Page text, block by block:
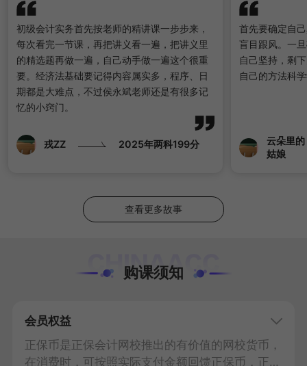
初级会计实务首先按老师的精讲课一步步来，
每次看完一节课，再把讲义看一遍，把讲义里
的精选题再做一遍，自己动手做一遍这个很重
要。经济法基础要记得内容属实多，程序、日
期都是大难点，不过侯永斌老师还是有很多记
忆的小窍门。
戎ZZ 2025年两科199分
首先要确定自
盲目跟风。一
自己坚持，剩
自己的方法科
云朵里的
姑娘
查看更多故事
购课须知
会员权益
正保币是正保会计网校推出的有价值的网校货币，
在消费时，可按照实际支付金额回馈正保币，正保